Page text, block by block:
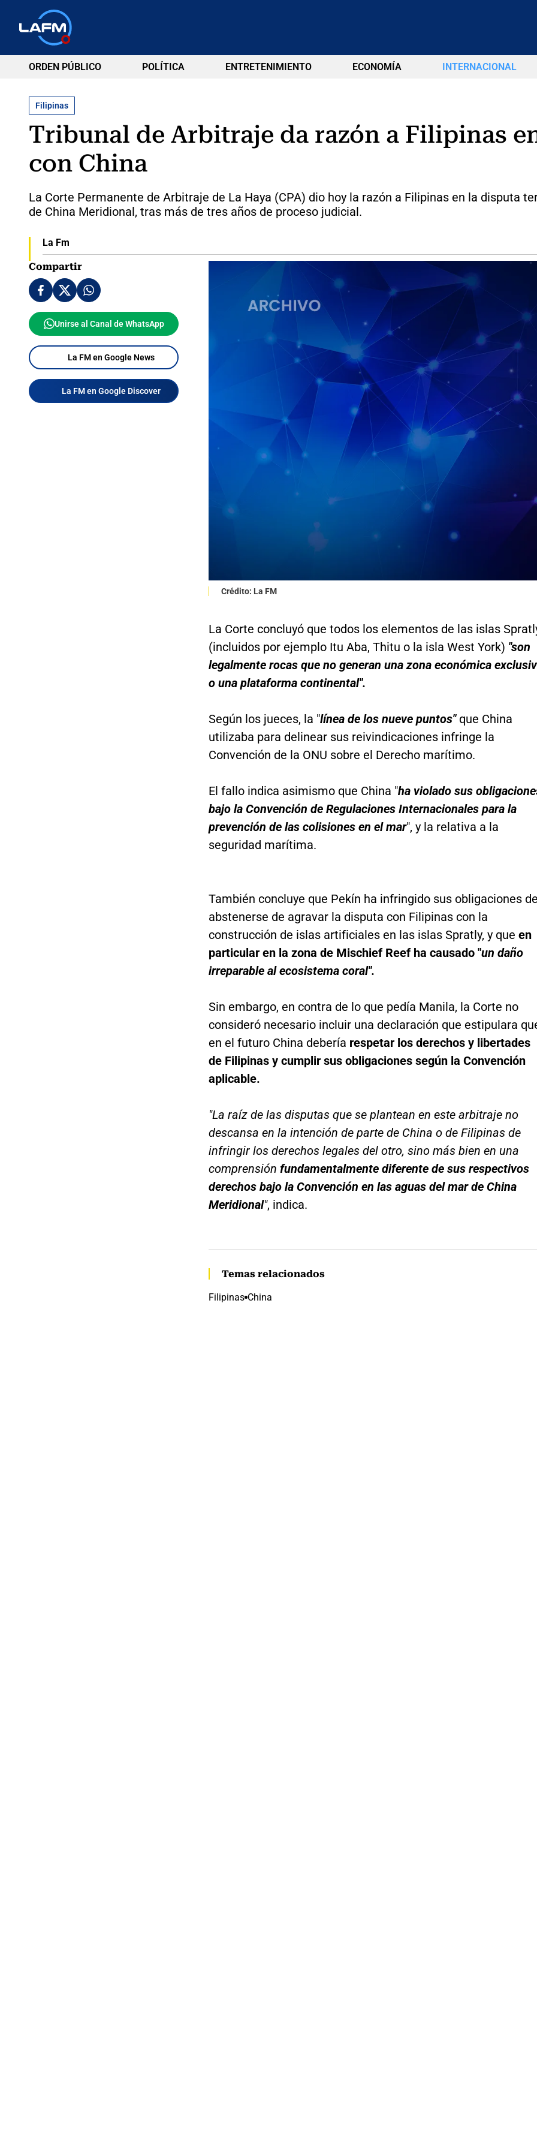
ORDEN PÚBLICO POLÍTICA ENTRETENIMIENTO ECONOMÍA INTERNACIONAL
Filipinas
Tribunal de Arbitraje da razón a Filipinas
con China
La Corte Permanente de Arbitraje de La Haya (CPA) dio hoy la razón a Filipinas en la disputa
de China Meridional, tras más de tres años de proceso judicial.
La Fm
Compartir
Unirse al Canal de WhatsApp
La FM en Google News
La FM en Google Discover
Crédito: La FM
La Corte concluyó que todos los elementos de las islas
(incluidos por ejemplo Itu Aba, Thitu o la isla West York) "son
legalmente rocas que no generan una zona económica
o una plataforma continental".
Según los jueces, la "línea de los nueve puntos"que China
utilizaba para delinear sus reivindicaciones infringe la
Convención de la ONU sobre el Derecho marítimo.
El fallo indica asimismo que China "ha violado sus
bajo la Convención de Regulaciones Internacionales para la
prevención de las colisiones en el mar", y la relativa a la
seguridad marítima.
También concluye que Pekín ha infringido sus obligaciones
abstenerse de agravar la disputa con Filipinas con la
construcción de islas artificiales en las islas Spratly, y que en
particular en la zona de Mischief Reef ha causado "un daño
irreparable al ecosistema coral".
Sin embargo, en contra de lo que pedía Manila, la Corte no
consideró necesario incluir una declaración que estipulara
en el futuro China debería respetar los derechos y libertades
de Filipinas y cumplir sus obligaciones según la Convención
aplicable.
"La raíz de las disputas que se plantean en este arbitraje no
descansa en la intención de parte de China o de Filipinas de
infringir los derechos legales del otro, sino más bien en una
comprensión fundamentalmente diferente de sus respectivos
derechos bajo la Convención en las aguas del mar de China
Meridional", indica.
Temas relacionados
Filipinas China